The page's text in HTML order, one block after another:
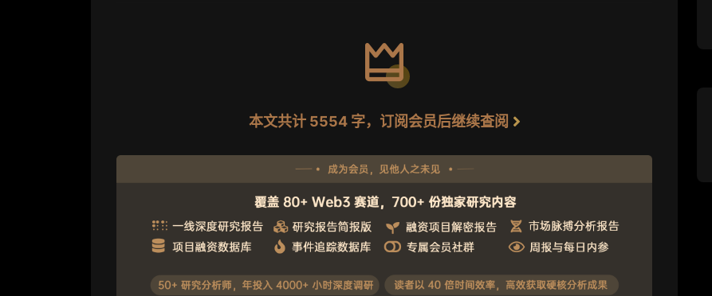
本文共计 5554 字，订阅会员后继续查阅